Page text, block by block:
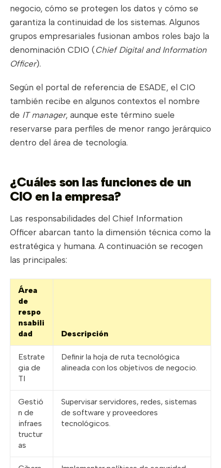
negocio, cómo se protegen los datos y cómo se
garantiza la continuidad de los sistemas. Algunos
grupos empresariales fusionan ambos roles bajo la
denominación CDIO (Chief Digital and Information
Officer).
Según el portal de referencia de ESADE, el CIO
también recibe en algunos contextos el nombre
de IT manager, aunque este término suele
reservarse para perfiles de menor rango jerárquico
dentro del área de tecnología.
¿Cuáles son las funciones de un
CIO en la empresa?
Las responsabilidades del Chief Information
Officer abarcan tanto la dimensión técnica como la
estratégica y humana. A continuación se recogen
las principales:
Área
de
respo
nsabili
dad
Descripción
Estrate
gia de
TI
Definir la hoja de ruta tecnológica
alineada con los objetivos de negocio.
Gestió
n de
infraes
tructur
as
Supervisar servidores, redes, sistemas
de software y proveedores
tecnológicos.